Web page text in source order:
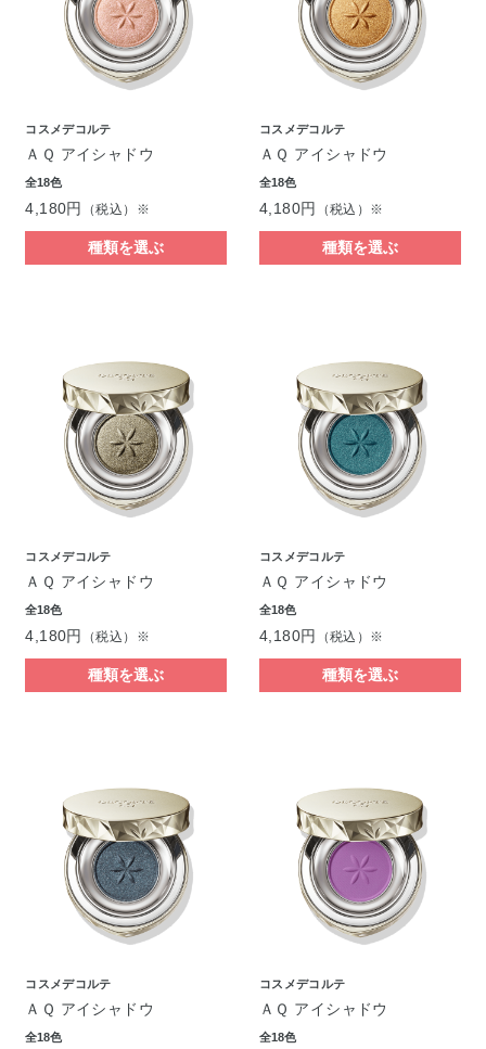
コスメデコルテ
ＡＱ アイシャドウ
全18色
4,180円 （税込）※
種類を選ぶ
コスメデコルテ
ＡＱ アイシャドウ
全18色
4,180円 （税込）※
種類を選ぶ
コスメデコルテ
ＡＱ アイシャドウ
全18色
4,180円 （税込）※
種類を選ぶ
コスメデコルテ
ＡＱ アイシャドウ
全18色
4,180円 （税込）※
種類を選ぶ
コスメデコルテ
ＡＱ アイシャドウ
全18色
コスメデコルテ
ＡＱ アイシャドウ
全18色